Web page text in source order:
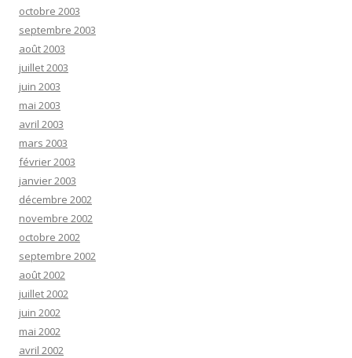
octobre 2003
septembre 2003
août 2003
juillet 2003
juin 2003
mai 2003
avril 2003
mars 2003
février 2003
janvier 2003
décembre 2002
novembre 2002
octobre 2002
septembre 2002
août 2002
juillet 2002
juin 2002
mai 2002
avril 2002